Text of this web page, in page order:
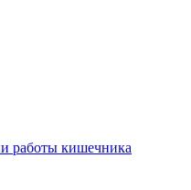
работы кишечника